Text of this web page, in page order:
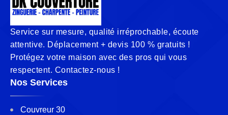
Service sur mesure, qualité irréprochable, écoute
attentive. Déplacement + devis 100 % gratuits !
Protégez votre maison avec des pros qui vous
respectent. Contactez-nous !
Nos Services
Couvreur 30